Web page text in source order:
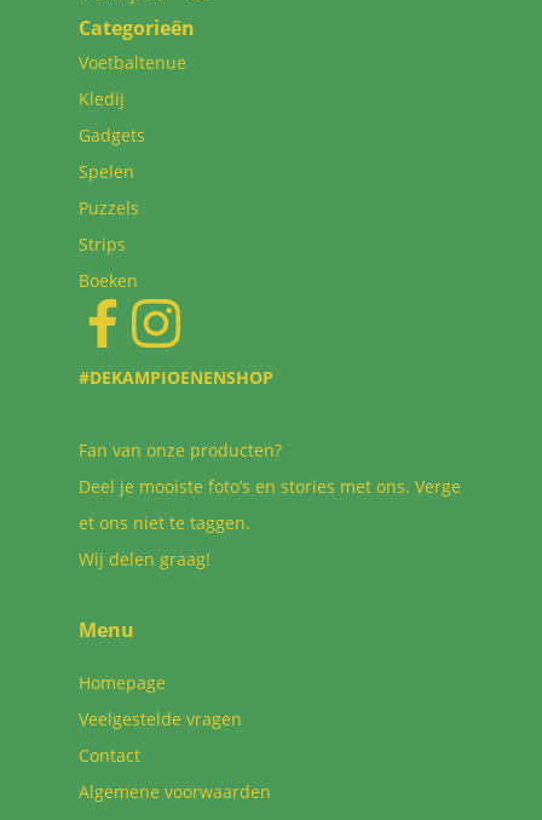
Categorieën
Voetbaltenue
Kledij
Gadgets
Spelen
Puzzels
Strips
Boeken
#DEKAMPIOENENSHOP
Fan van onze producten?
Deel je mooiste foto’s en stories met ons. Verge
et ons niet te taggen.
Wij delen graag!
Menu
Homepage
Veelgestelde vragen
Contact
Algemene voorwaarden